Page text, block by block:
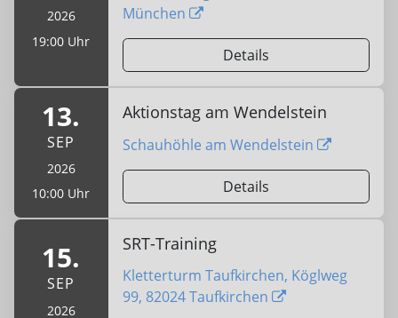
2026
19:00 Uhr
München
Details
13.
SEP
2026
10:00 Uhr
Aktionstag am Wendelstein
Schauhöhle am Wendelstein
Details
15.
SEP
2026
SRT-Training
Kletterturm Taufkirchen, Köglweg
99, 82024 Taufkirchen